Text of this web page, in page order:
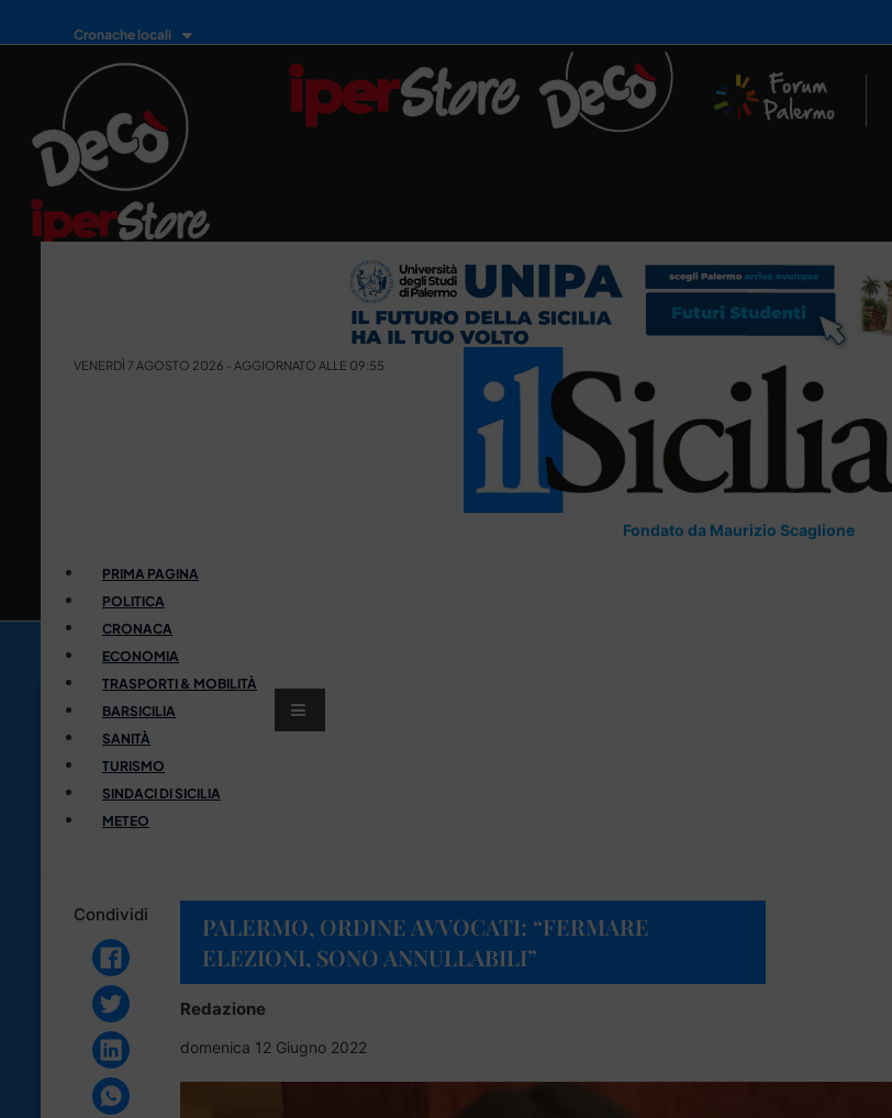
Cronache locali
VENERDÌ 7 AGOSTO 2026 - AGGIORNATO ALLE 09:55
Fondato da Maurizio Scaglione
PRIMA PAGINA
POLITICA
CRONACA
ECONOMIA
TRASPORTI & MOBILITÀ
BARSICILIA
SANITÀ
TURISMO
SINDACI DI SICILIA
METEO
Condividi
PALERMO, ORDINE AVVOCATI: “FERMARE
ELEZIONI, SONO ANNULLABILI”
Redazione
domenica 12 Giugno 2022